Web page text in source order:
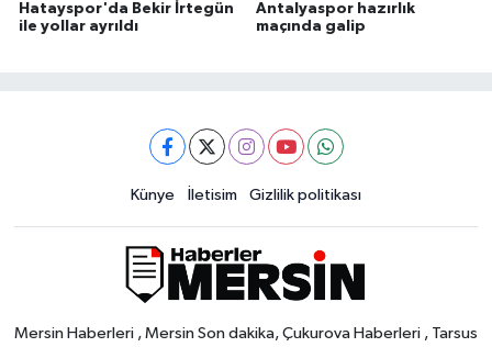
Hatayspor'da Bekir İrtegün
ile yollar ayrıldı
Antalyaspor hazırlık
maçında galip
Künye İletisim Gizlilik politikası
Mersin Haberleri , Mersin Son dakika, Çukurova Haberleri , Tarsus